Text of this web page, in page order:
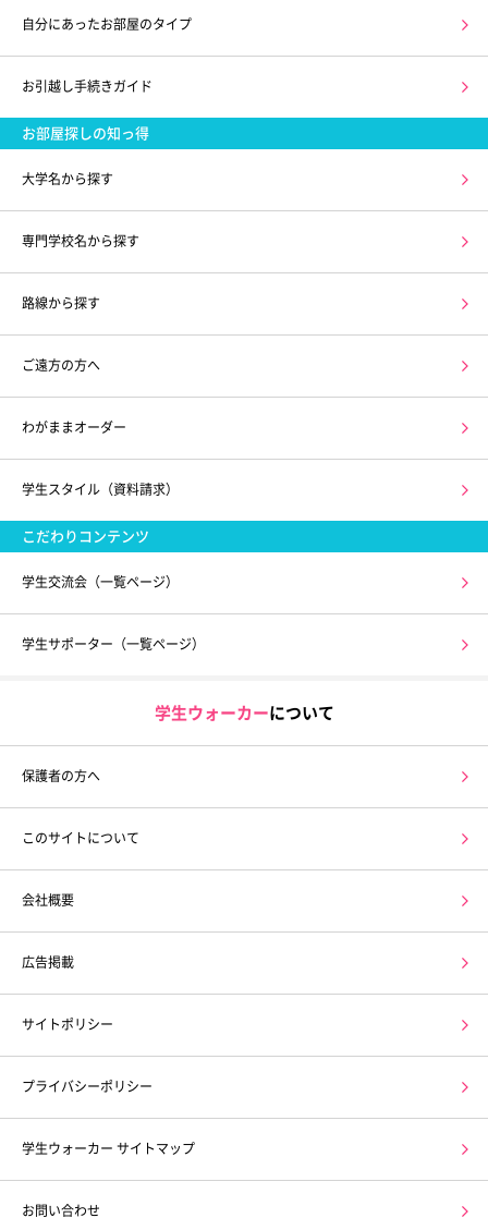
自分にあったお部屋のタイプ
お引越し手続きガイド
お部屋探しの知っ得
大学名から探す
専門学校名から探す
路線から探す
ご遠方の方へ
わがままオーダー
学生スタイル（資料請求）
こだわりコンテンツ
学生交流会（一覧ページ）
学生サポーター（一覧ページ）
学生ウォーカーについて
保護者の方へ
このサイトについて
会社概要
広告掲載
サイトポリシー
プライバシーポリシー
学生ウォーカー サイトマップ
お問い合わせ